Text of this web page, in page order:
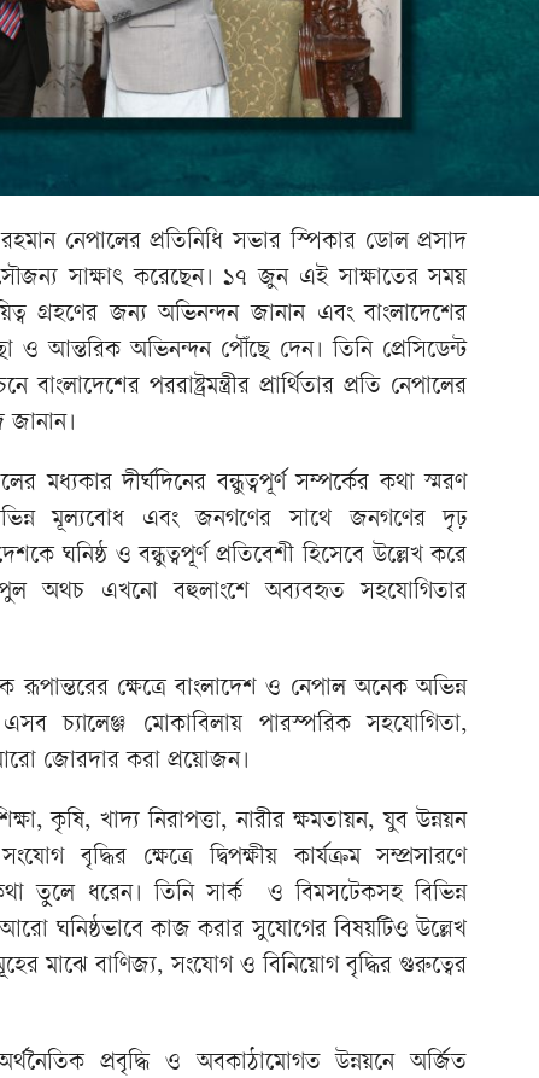
নেপালের প্রতিনিধি সভার স্পিকার ডোল প্রসাদ
সাক্ষাৎ করেছেন। ১৭ জুন এই সাক্ষাতের সময়
গ্রহণের জন্য অভিনন্দন জানান এবং বাংলাদেশের
ও আন্তরিক অভিনন্দন পৌঁছে দেন। তিনি প্রেসিডেন্ট
বাংলাদেশের পররাষ্ট্রমন্ত্রীর প্রার্থিতার প্রতি নেপালের
জানান।
মধ্যকার দীর্ঘদিনের বন্ধুত্বপূর্ণ সম্পর্কের কথা স্মরণ
মূল্যবোধ এবং জনগণের সাথে জনগণের দৃঢ়
ঘনিষ্ঠ ও বন্ধুত্বপূর্ণ প্রতিবেশী হিসেবে উল্লেখ করে
বিপুল অথচ এখনো বহুলাংশে অব্যবহৃত সহযোগিতার
রূপান্তরের ক্ষেত্রে বাংলাদেশ ও নেপাল অনেক অভিন্ন
চ্যালেঞ্জ মোকাবিলায় পারস্পরিক সহযোগিতা,
জোরদার করা প্রয়োজন।
কৃষি, খাদ্য নিরাপত্তা, নারীর ক্ষমতায়ন, যুব উন্নয়ন
বৃদ্ধির ক্ষেত্রে দ্বিপক্ষীয় কার্যক্রম সম্প্রসারণে
তুলে ধরেন। তিনি সার্ক ও বিমসটেকসহ বিভিন্ন
ঘনিষ্ঠভাবে কাজ করার সুযোগের বিষয়টিও উল্লেখ
মাঝে বাণিজ্য, সংযোগ ও বিনিয়োগ বৃদ্ধির গুরুত্বের
প্রবৃদ্ধি ও অবকাঠামোগত উন্নয়নে অর্জিত